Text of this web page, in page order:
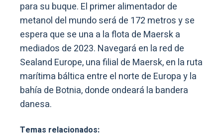
para su buque. El primer alimentador de
metanol del mundo será de 172 metros y se
espera que se una a la flota de Maersk a
mediados de 2023. Navegará en la red de
Sealand Europe, una filial de Maersk, en la ruta
marítima báltica entre el norte de Europa y la
bahía de Botnia, donde ondeará la bandera
danesa.
Temas relacionados: